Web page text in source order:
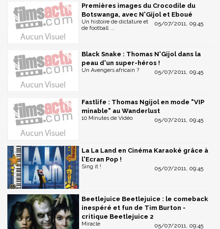
Premières images du Crocodile du
Botswanga, avec N'Gijol et Eboué
05/07/2011, 09:45
Un histoire de dictature et
de football ...
Black Snake : Thomas N'Gijol dans la
peau d'un super-héros !
05/07/2011, 09:45
Un Avengers africain ?
Fastlife : Thomas Ngijol en mode "VIP
minable" au Wanderlust
05/07/2011, 09:45
10 Minutes de Vidéo
La La Land en Cinéma Karaoké grâce à
l'Ecran Pop !
05/07/2011, 09:45
Sing it !
Beetlejuice Beetlejuice : le comeback
inespéré et fun de Tim Burton -
critique Beetlejuice 2
05/07/2011, 09:45
Miracle